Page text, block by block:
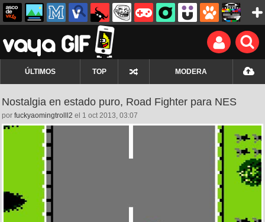
ÚLTIMOS TOP MODERA
Nostalgia en estado puro, Road Fighter para NES
por fuckyaomingtrolll2 el 1 oct 2013, 03:07